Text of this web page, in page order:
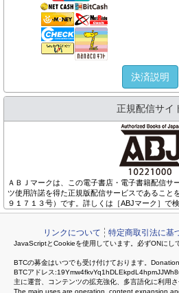
決済説明
正規配信サイ
ＡＢＪマークは、この電子書店・電子書籍配信サ
ツ使用許諾を得た正規版配信サービスであること
９１７１３号）です。詳しくは［ABJマーク］で検
リンクについて 特定商取引法に基
JavaScriptとCookieを使用しています。必ずONにし
BTCの募金はいつでも受け付けております。
BTCアドレス
主に運営、コンテンツの拡充強化、多言語化に利用さ
The main uses are operation, content expansion